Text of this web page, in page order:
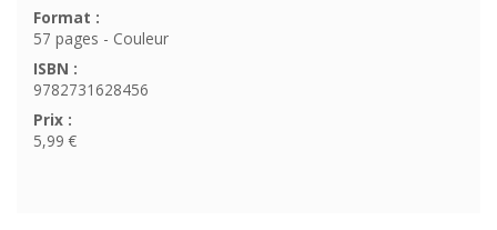
Format :
57 pages - Couleur
ISBN :
9782731628456
Prix :
5,99 €